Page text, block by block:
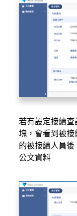
若有設定接續查
塊，會看到被
的被接續人員
公文資料